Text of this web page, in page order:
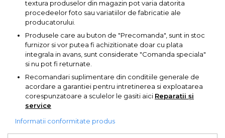
Suruburi si dibluri
Carlige de Ridicare
Dispozitive de Taiat si
Manipulat Sticla
lemn
Bormasini & Masini de Gaurit
Compresoare Auto
Masini de Ascutit Burghie
Discuri Fierastrau Circular
textura produselor din magazin pot varia datorita
procedeelor foto sau variatiilor de fabricatie ale
producatorului.
Produsele care au buton de "Precomanda", sunt in stoc
furnizor si vor putea fi achizitionate doar cu plata
integrala in avans, sunt considerate "Comanda speciala"
si nu pot fi returnate.
Recomandari suplimentare din conditiile generale de
acordare a garantiei pentru intretinerea si exploatarea
corespunzatoare a sculelor le gasiti aici Reparatii și
service
Informatii conformitate produs